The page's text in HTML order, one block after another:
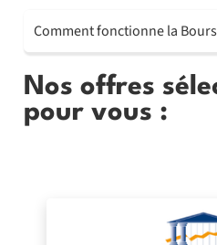
Comment fonctionne la
Nos offres
pour vous :